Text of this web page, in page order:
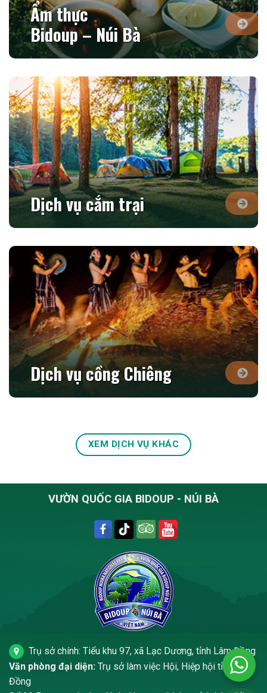
Ẩm thực
Bidoup – Núi Bà
Dịch vụ cắm trại
Dịch vụ cồng Chiêng
XEM DỊCH VỤ KHÁC
VƯỜN QUỐC GIA BIDOUP - NÚI BÀ
Trụ sở chính: Tiểu khu 97, xã Lạc Dương, tỉnh Lâm Đồng
Văn phòng đại diện: Trụ sở làm việc Hội, Hiệp hội tỉnh Lâm
Đồng